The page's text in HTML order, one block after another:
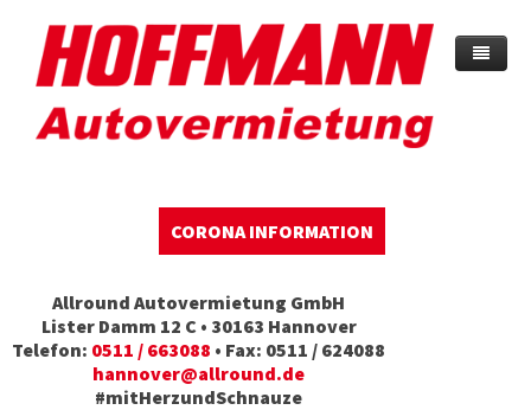
CORONA INFORMATION
Allround Autovermietung GmbH
Lister Damm 12 C • 30163 Hannover
Telefon: 0511 / 663088 • Fax: 0511 / 624088
hannover@allround.de
#mitHerzundSchnauze
Home
Mieter- und Fahrerinfo
Firmenservice
Sparmobil
Unfallersatz